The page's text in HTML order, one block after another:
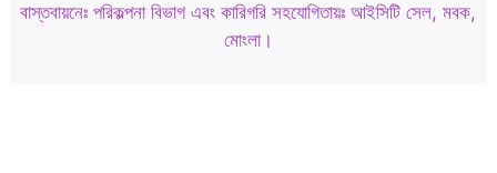
বাস্তবায়নেঃ পরিকল্পনা বিভাগ এবং কারিগরি সহযোগিতায়ঃ আইসিটি সেল, মবক,
মোংলা।